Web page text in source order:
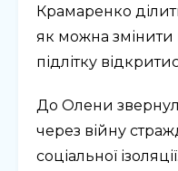
Крамаренко
як можна змінити
підлітку
До Олени
через війну
соціальної